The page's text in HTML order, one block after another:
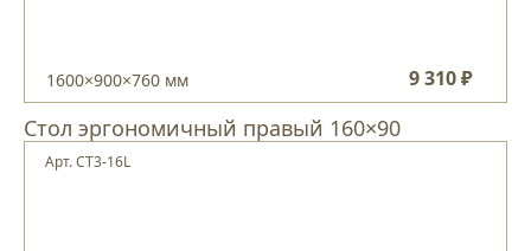
1600×900×760 мм 9 310 ₽
Стол эргономичный правый 160×90
Арт. CT3-16L